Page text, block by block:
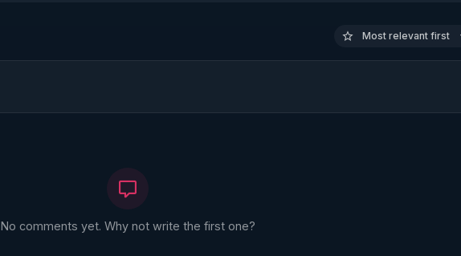
Most relevant first
No comments yet. Why not write the first one?